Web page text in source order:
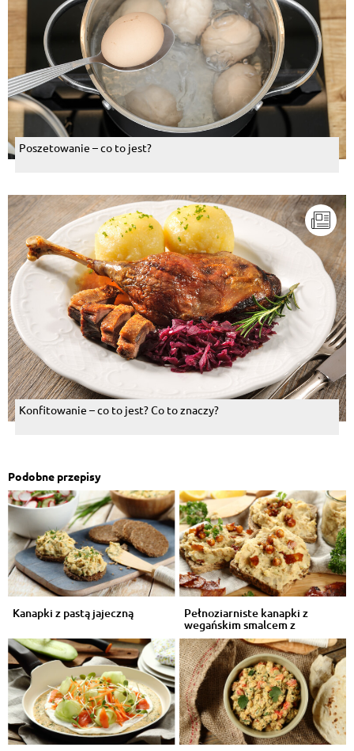
Poszetowanie – co to jest?
Konfitowanie – co to jest? Co to znaczy?
Podobne przepisy
Kanapki z pastą jajeczną Pełnoziarniste kanapki z
wegańskim smalcem z
cieciorki